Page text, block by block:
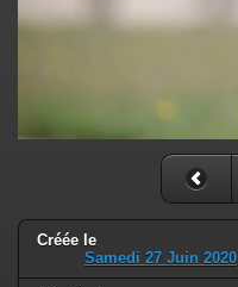
Créée le
Samedi 27 Juin 2020